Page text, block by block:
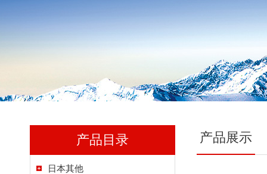
产品目录
日本其他
产品展示